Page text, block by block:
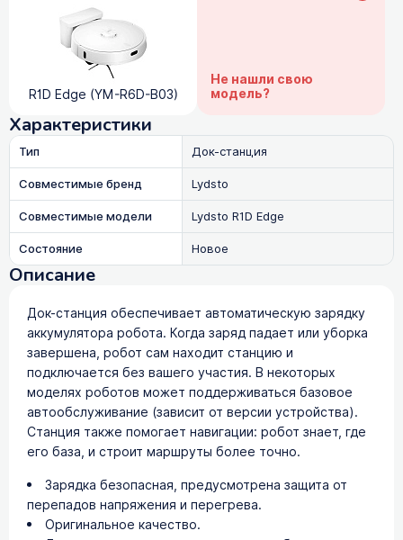
R1D Edge (YM-R6D-B03)
Не нашли свою
модель?
Характеристики
Тип
Док-станция
Совместимые бренд
Lydsto
Совместимые модели
Lydsto R1D Edge
Состояние
Новое
Описание
Док-станция обеспечивает автоматическую зарядку
аккумулятора робота. Когда заряд падает или уборка
завершена, робот сам находит станцию и
подключается без вашего участия. В некоторых
моделях роботов может поддерживаться базовое
автообслуживание (зависит от версии устройства).
Станция также помогает навигации: робот знает, где
его база, и строит маршруты более точно.
Зарядка безопасная, предусмотрена защита от
перепадов напряжения и перегрева.
Оригинальное качество.